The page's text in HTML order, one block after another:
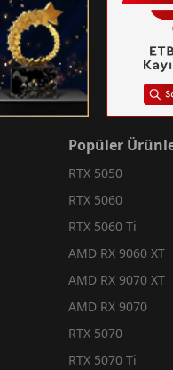
Popüler
RTX 5050
RTX 5060
RTX 5060 Ti
AMD RX 9060 XT
AMD RX 9070 XT
AMD RX 9070
RTX 5070
RTX 5070 Ti